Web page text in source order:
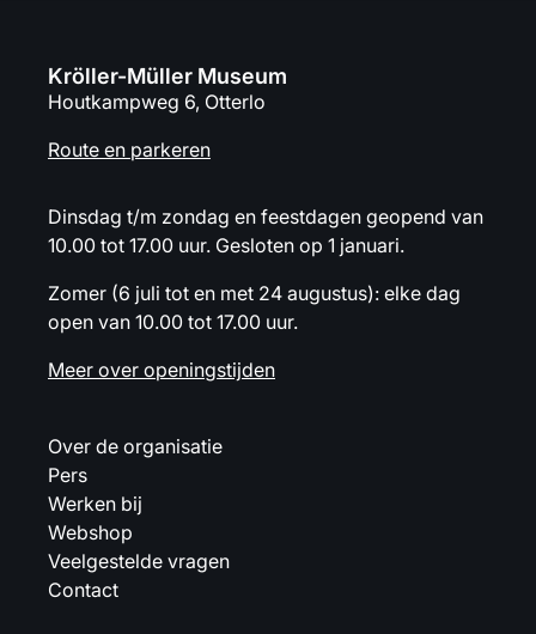
Kröller-Müller Museum
Houtkampweg 6, Otterlo
Route en parkeren
Dinsdag t/m zondag en feestdagen geopend van
10.00 tot 17.00 uur. Gesloten op 1 januari.
Zomer (6 juli tot en met 24 augustus): elke dag
open van 10.00 tot 17.00 uur.
Meer over openingstijden
Over de organisatie
Pers
Werken bij
Webshop
Veelgestelde vragen
Contact